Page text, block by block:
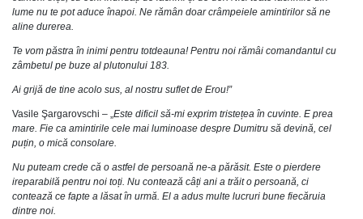
lume nu te pot aduce înapoi. Ne rămân doar crâmpeiele amintirilor să ne
aline durerea.
Te vom păstra în inimi pentru totdeauna! Pentru noi rămâi comandantul cu
zâmbetul pe buze al plutonului 183.
Ai grijă de tine acolo sus, al nostru suflet de Erou!”
Vasile Şargarovschi – „ Este dificil să-mi exprim tristețea în cuvinte. E prea
mare. Fie ca amintirile cele mai luminoase despre Dumitru să devină, cel
puțin, o mică consolare.
Nu puteam crede că o astfel de persoană ne-a părăsit. Este o pierdere
ireparabilă pentru noi toți. Nu contează câți ani a trăit o persoană, ci
contează ce fapte a lăsat în urmă. El a adus multe lucruri bune fiecăruia
dintre noi.